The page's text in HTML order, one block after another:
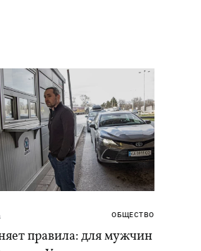
ОБЩЕСТВО
правила: для мужчин